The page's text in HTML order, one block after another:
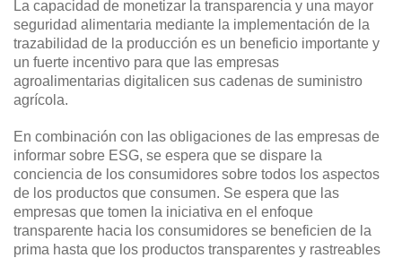
La capacidad de monetizar la transparencia y una mayor
seguridad alimentaria mediante la implementación de la
trazabilidad de la producción es un beneficio importante y
un fuerte incentivo para que las empresas
agroalimentarias digitalicen sus cadenas de suministro
agrícola.
En combinación con las obligaciones de las empresas de
informar sobre ESG, se espera que se dispare la
conciencia de los consumidores sobre todos los aspectos
de los productos que consumen. Se espera que las
empresas que tomen la iniciativa en el enfoque
transparente hacia los consumidores se beneficien de la
prima hasta que los productos transparentes y rastreables